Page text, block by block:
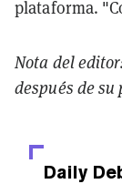
plataforma.
Nota del
después de
Daily